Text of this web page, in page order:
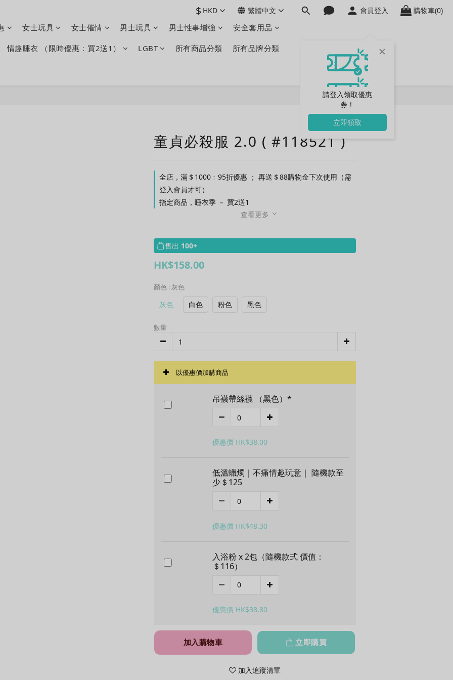
$ HKD 繁體中文 會員登入
請登入領取優惠
券！
立即領取
購物車(0)
女士玩具 女士催情 男士玩具 男士性事增強 安全套用品
情趣睡衣 （限時優惠﹕買2送1） LGBT 所有商品分類 所有品牌分類
童貞必殺服 2.0 ( #118521 )
全店，滿＄1000﹕95折優惠 ； 再送＄88購物金下次使用（需
登入會員才可）
指定商品，睡衣季 － 買2送1
查看更多
售出 100+
HK$158.00
顏色 : 灰色
灰色 白色 粉色 黑色
數量
以優惠價加購商品
吊襪帶絲襪 （黑色）*
優惠價 HK$38.00
低溫蠟燭｜不痛情趣玩意｜ 隨機款至
少＄125
優惠價 HK$48.30
入浴粉 x 2包（隨機款式 價值：
＄116）
優惠價 HK$38.80
加入購物車 立即購買
加入追蹤清單